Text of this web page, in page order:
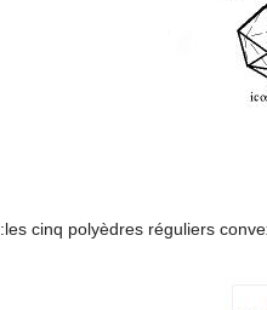
:les cinq polyèdres réguliers